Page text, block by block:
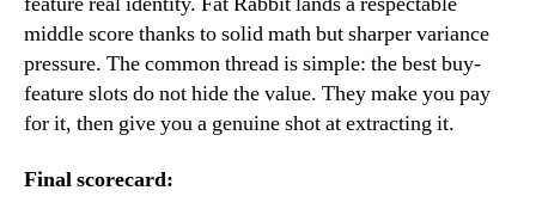
middle score thanks to solid math but sharper variance
pressure. The common thread is simple: the best buy-
feature slots do not hide the value. They make you pay
for it, then give you a genuine shot at extracting it.
Final scorecard: